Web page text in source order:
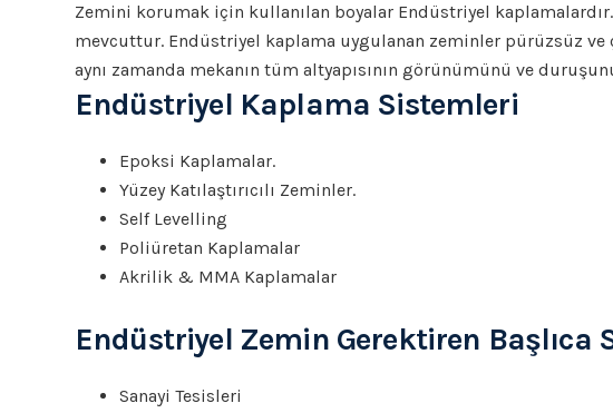
Zemini korumak için kullanılan boyalar Endüstriyel
mevcuttur. Endüstriyel kaplama uygulanan zeminler pürüzsüz
aynı zamanda mekanın tüm altyapısının görünümünü ve
Endüstriyel Kaplama Sistemleri
Epoksi Kaplamalar.
Yüzey Katılaştırıcılı Zeminler.
Self Levelling
Poliüretan Kaplamalar
Akrilik & MMA Kaplamalar
Endüstriyel Zemin Gerektiren Başlıca
Sanayi Tesisleri